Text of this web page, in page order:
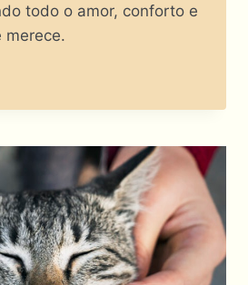
todo o amor, conforto e
merece.